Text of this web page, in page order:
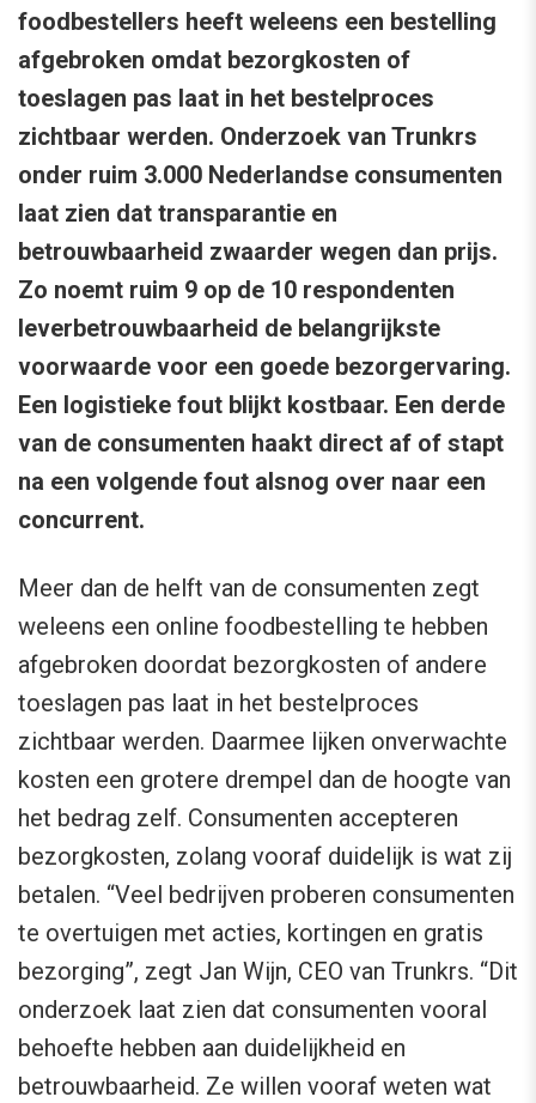
foodbestellers heeft weleens een bestelling
afgebroken omdat bezorgkosten of
toeslagen pas laat in het bestelproces
zichtbaar werden. Onderzoek van Trunkrs
onder ruim 3.000 Nederlandse consumenten
laat zien dat transparantie en
betrouwbaarheid zwaarder wegen dan prijs.
Zo noemt ruim 9 op de 10 respondenten
leverbetrouwbaarheid de belangrijkste
voorwaarde voor een goede bezorgervaring.
Een logistieke fout blijkt kostbaar. Een derde
van de consumenten haakt direct af of stapt
na een volgende fout alsnog over naar een
concurrent.
Meer dan de helft van de consumenten zegt
weleens een online foodbestelling te hebben
afgebroken doordat bezorgkosten of andere
toeslagen pas laat in het bestelproces
zichtbaar werden. Daarmee lijken onverwachte
kosten een grotere drempel dan de hoogte van
het bedrag zelf. Consumenten accepteren
bezorgkosten, zolang vooraf duidelijk is wat zij
betalen. “Veel bedrijven proberen consumenten
te overtuigen met acties, kortingen en gratis
bezorging”, zegt Jan Wijn, CEO van Trunkrs. “Dit
onderzoek laat zien dat consumenten vooral
behoefte hebben aan duidelijkheid en
betrouwbaarheid. Ze willen vooraf weten wat